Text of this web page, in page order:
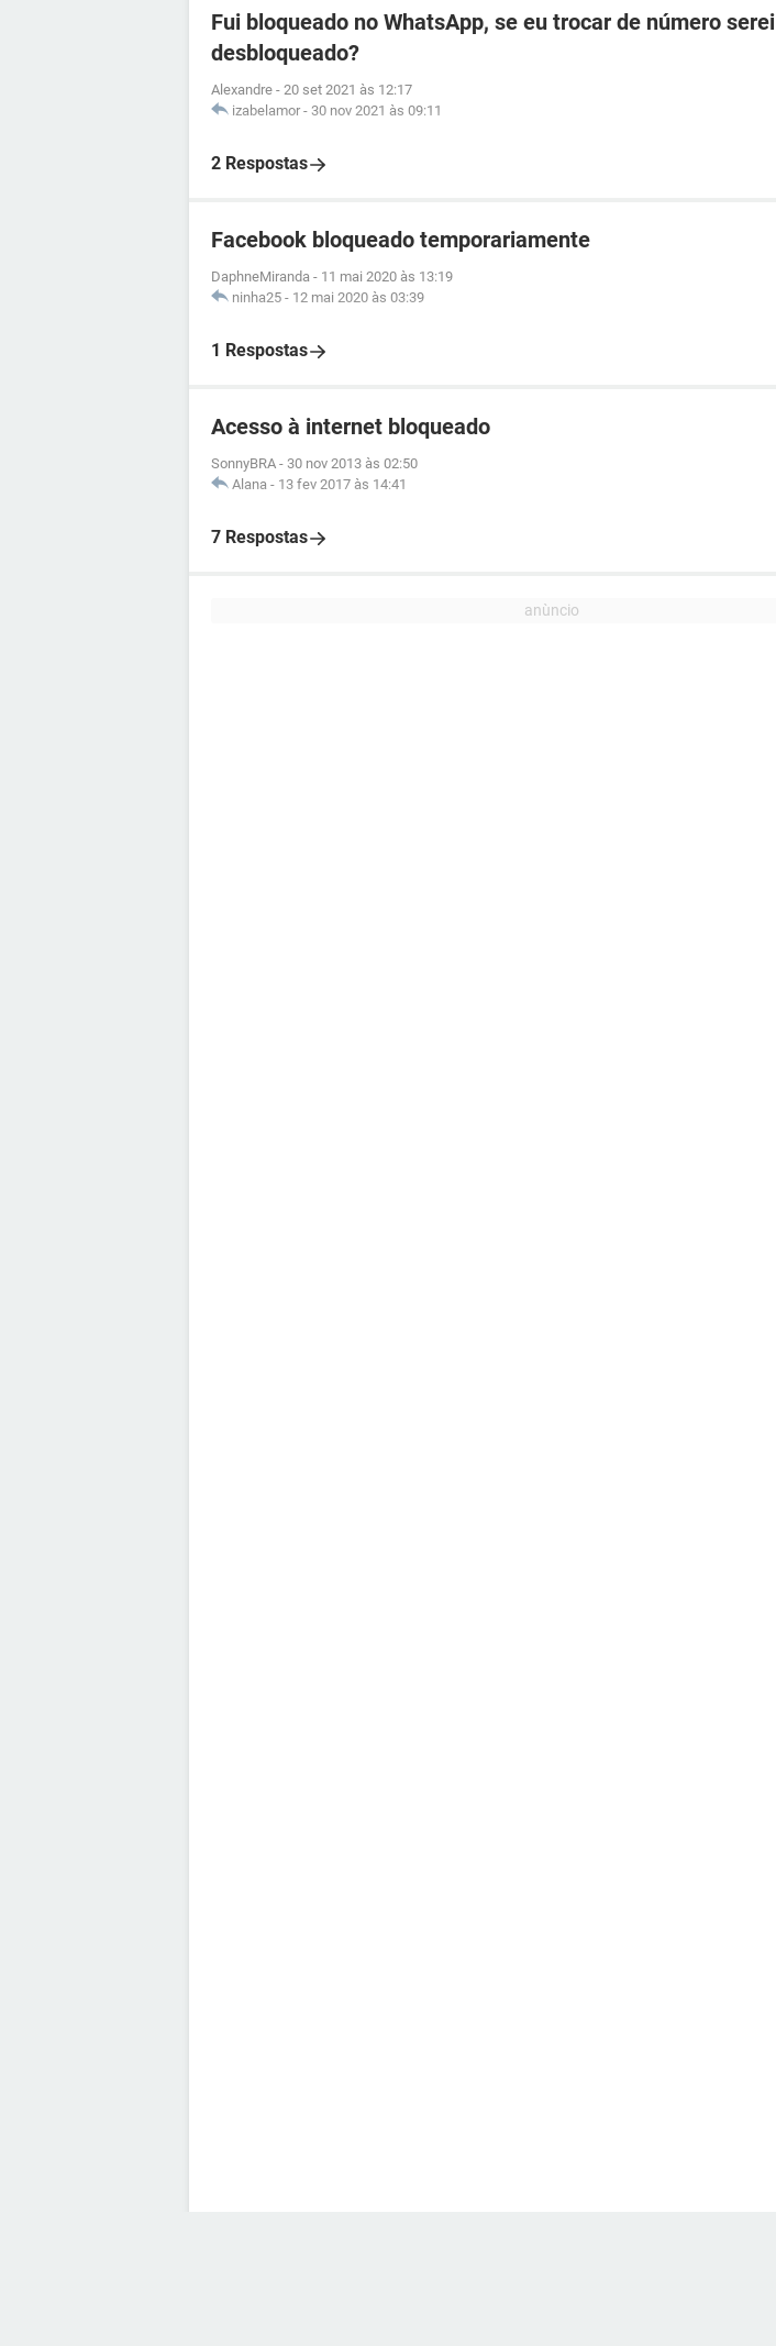
Fui bloqueado no WhatsApp, se eu trocar de número serei
desbloqueado?
Alexandre - 20 set 2021 às 12:17
izabelamor - 30 nov 2021 às 09:11
2 Respostas
Facebook bloqueado temporariamente
DaphneMiranda - 11 mai 2020 às 13:19
ninha25 - 12 mai 2020 às 03:39
1 Respostas
Acesso à internet bloqueado
SonnyBRA - 30 nov 2013 às 02:50
Alana - 13 fev 2017 às 14:41
7 Respostas